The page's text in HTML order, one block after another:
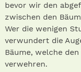
bevor wir den
zwischen den
Wer die wenigen
verwundert die
Bäume, welche
verwehren.